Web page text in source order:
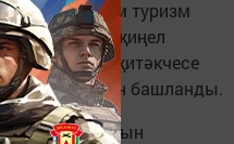
спорт һәм туризм
һәм җиңел
филиалы җитәкчесе
сүзләреннән башланды.
ГТОның алтын